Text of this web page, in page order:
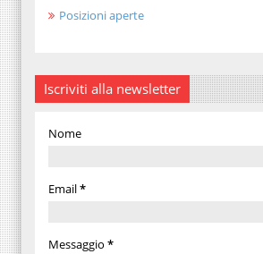
Posizioni aperte
Iscriviti alla newsletter
Nome
Email*
Messaggio *